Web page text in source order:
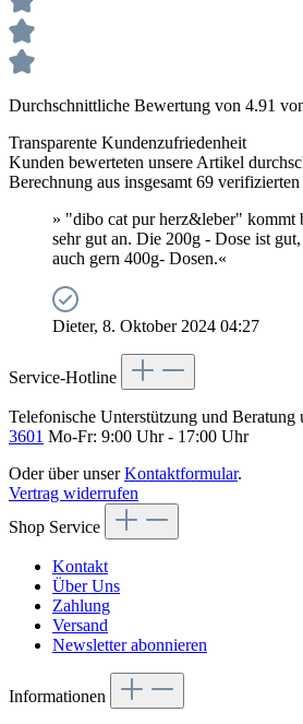
Durchschnittliche Bewertung von 4.91
Transparente Kundenzufriedenheit
Kunden bewerteten unsere Artikel
Berechnung aus insgesamt 69
» "dibo cat pur herz&leber" kommt
sehr gut an. Die 200g - Dose ist
auch gern 400g- Dosen.«
Dieter, 8. Oktober 2024 04:27
Service-Hotline
Telefonische Unterstützung und Beratung
3601 Mo-Fr: 9:00 Uhr - 17:00 Uhr
Oder über unserKontaktformular.
Vertrag widerrufen
Shop Service
Kontakt
Über Uns
Zahlung
Versand
Newsletter abonnieren
Informationen